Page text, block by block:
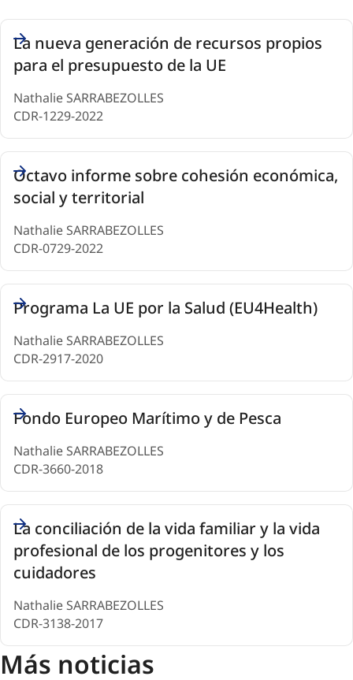
Opinions
(5)
La nueva generación de recursos propios
para el presupuesto de la UE
Nathalie SARRABEZOLLES
CDR-1229-2022
Octavo informe sobre cohesión económica,
social y territorial
Nathalie SARRABEZOLLES
CDR-0729-2022
Programa La UE por la Salud (EU4Health)
Nathalie SARRABEZOLLES
CDR-2917-2020
Fondo Europeo Marítimo y de Pesca
Nathalie SARRABEZOLLES
CDR-3660-2018
La conciliación de la vida familiar y la vida
profesional de los progenitores y los
cuidadores
Nathalie SARRABEZOLLES
CDR-3138-2017
Más noticias